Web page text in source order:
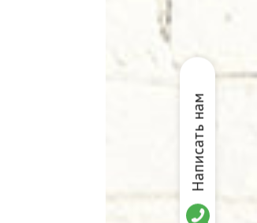
Написать нам